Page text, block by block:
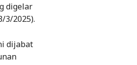
digelar
3/2025).
dijabat